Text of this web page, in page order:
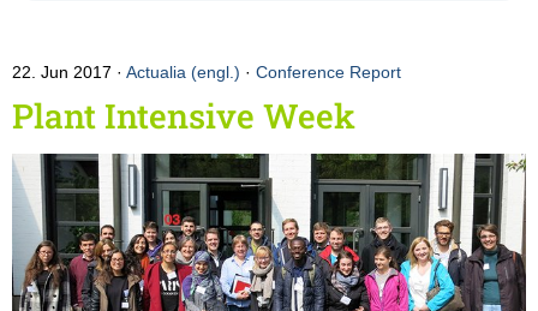
22. Jun 2017 Actualia (engl.) · Conference Report
Plant Intensive Week